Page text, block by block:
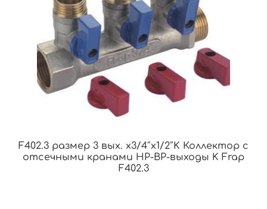
F402.3 размер 3 вых. x3/4″x1/2″K Коллектор с
отсечными кранами НР-ВР-выходы K Frap
F402.3